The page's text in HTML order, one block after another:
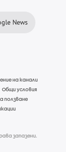
News
на канали
Общи условия
ползване
запазени.